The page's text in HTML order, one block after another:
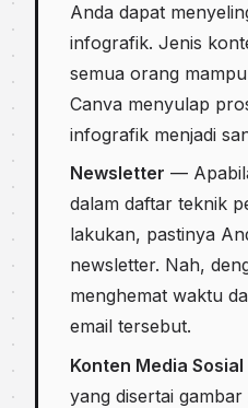
Anda dapat
infografik. Jenis
semua orang
Canva menyulap
infografik menjadi
Newsletter —
dalam daftar teknik
lakukan, pastinya
newsletter. Nah,
menghemat waktu
email tersebut.
Konten Media Sosial
yang disertai